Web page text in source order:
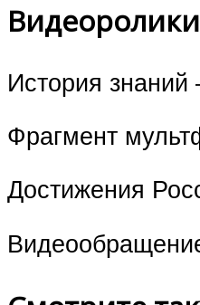
Видеоролики
История знаний
Фрагмент
Достижения